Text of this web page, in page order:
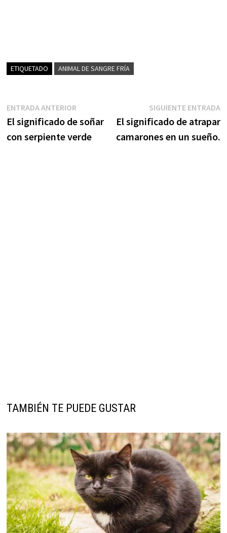
ETIQUETADO ANIMAL DE SANGRE FRÍA
Navegación
de
entradas
ENTRADA ANTERIOREntrada
anterior:
El significado de soñar
con serpiente verde
SIGUIENTE ENTRADA
El significado de atrapar
camarones en un sueño.
TAMBIÉN TE PUEDE GUSTAR